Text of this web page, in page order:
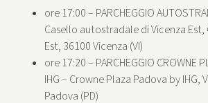
ore 17:00 – PARCHEGGIO
Casello autostradale di Vicenza Est,
Est, 36100 Vicenza (VI)
ore 17:20 – PARCHEGGIO CROWNE
IHG – Crowne Plaza Padova by IHG,
Padova (PD)